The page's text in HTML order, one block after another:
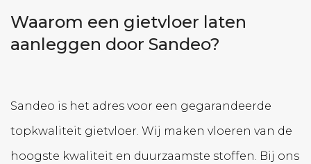
Waarom een gietvloer laten
aanleggen door Sandeo?
Sandeo is het adres voor een gegarandeerde
topkwaliteit gietvloer. Wij maken vloeren van de
hoogste kwaliteit en duurzaamste stoffen. Bij ons